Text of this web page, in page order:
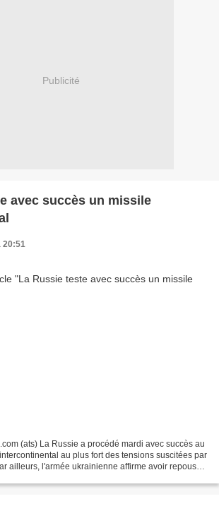
Publicité
avec succès un missile
20:51
(ats) La Russie a procédé mardi avec succès au
au plus fort des tensions suscitées par
ailleurs, l'armée ukrainienne affirme avoir repoussé